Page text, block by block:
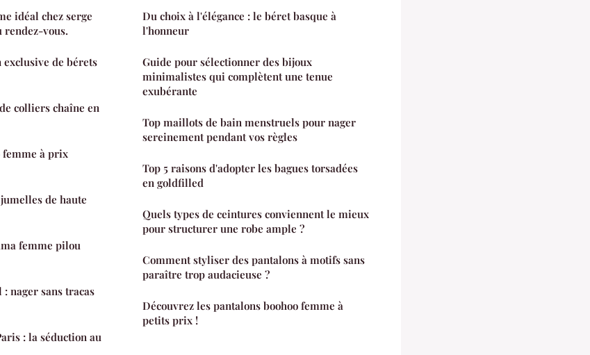
idéal chez serge
rendez-vous.
de bérets
colliers chaîne en
femme à prix
de haute
femme pilou
nager sans tracas
: la séduction au
Du choix à l'élégance : le béret basque à
l'honneur
Guide pour sélectionner des bijoux
minimalistes qui complètent une tenue
exubérante
Top maillots de bain menstruels pour nager
sereinement pendant vos règles
Top 5 raisons d'adopter les bagues torsadées
en goldfilled
Quels types de ceintures conviennent le mieux
pour structurer une robe ample ?
Comment styliser des pantalons à motifs sans
paraître trop audacieuse ?
Découvrez les pantalons boohoo femme à
petits prix !